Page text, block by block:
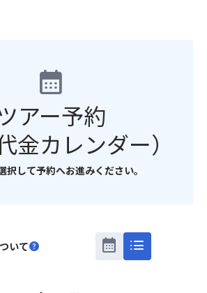
calendar_month
アー予約
金カレンダー）
択して予約へお進みください。
いてhelp calendar_month list